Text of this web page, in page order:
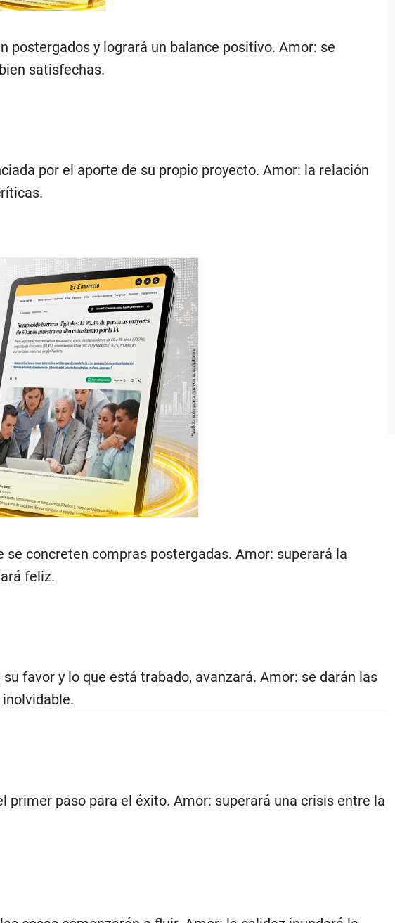
postergados y logrará un balance positivo. Amor: se
satisfechas.
por el aporte de su propio proyecto. Amor: la relación
concreten compras postergadas. Amor: superará la
feliz.
favor y lo que está trabado, avanzará. Amor: se darán las
primer paso para el éxito. Amor: superará una crisis entre la